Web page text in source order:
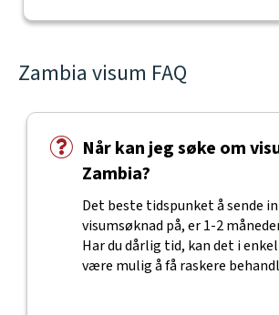
Zambia visum FAQ
Når kan jeg søke om
Zambia?
Det beste tidspunket å sende
visumsøknad på, er 1-2
Har du dårlig tid, kan det i
være mulig å få raskere